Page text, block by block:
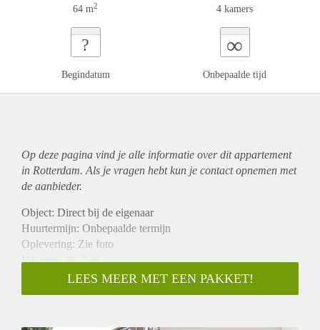
64 m2 4 kamers
?
Begindatum
∞
Onbepaalde tijd
Op deze pagina vind je alle informatie over ditappartement
in Rotterdam. Als je vragen hebt kun je contact opnemen met
de aanbieder.
Object: Direct bij de eigenaar
Huurtermijn: Onbepaalde termijn
Oplevering: Zie foto
Inkomen eis: Nee
Garantiestelling mogelijk: Nee
Borg: 1 Maand
LEES MEER MET EEN PAKKET!